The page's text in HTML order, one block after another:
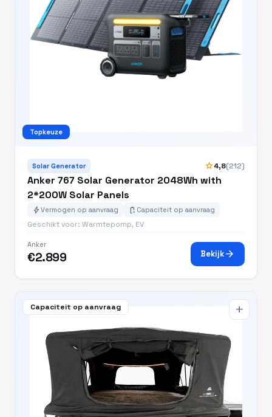
Topkeuze
Solar Generator star4,8(212)
Anker 767 Solar Generator 2048Wh with
2*200W Solar Panels
boltVermogen op aanvraag battery_charging_full Capaciteit op aanvraag
Geschikt voor: Warmtepomp, EV
Anker
€2.899 Bekijkarrow_forward
Capaciteit op aanvraag add